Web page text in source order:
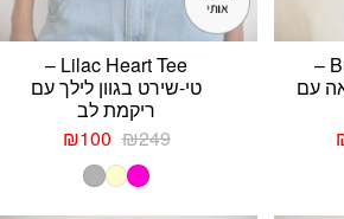
Butter Heart Tee –
עם
המחיר
Lilac Heart Tee –
טי-שירט בגוון לילך עם
ריקמת לב
₪249
המחיר
המקורי
היה:
₪100